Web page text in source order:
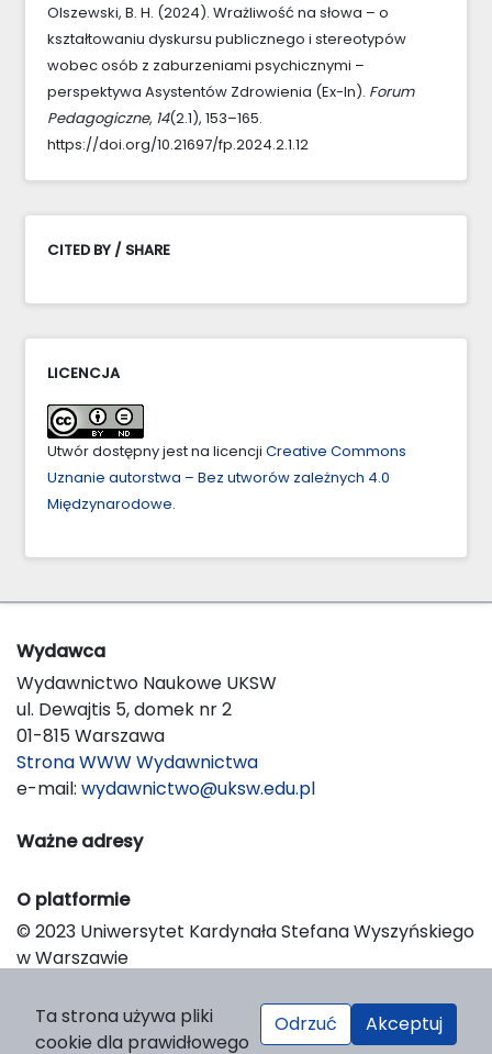
Olszewski, B. H. (2024). Wrażliwość na słowa – o
kształtowaniu dyskursu publicznego i stereotypów
wobec osób z zaburzeniami psychicznymi –
perspektywa Asystentów Zdrowienia (Ex-In). Forum
Pedagogiczne, 14(2.1), 153–165.
https://doi.org/10.21697/fp.2024.2.1.12
CITED BY / SHARE
LICENCJA
Utwór dostępny jest na licencji Creative Commons
Uznanie autorstwa – Bez utworów zależnych 4.0
Międzynarodowe.
Wydawca
Wydawnictwo Naukowe UKSW
ul. Dewajtis 5, domek nr 2
01-815 Warszawa
Strona WWW Wydawnictwa
e-mail: wydawnictwo@uksw.edu.pl
Ważne adresy
O platformie
© 2023 Uniwersytet Kardynała Stefana Wyszyńskiego
w Warszawie
Platform & Workflow by OJS/PKP
Ta strona używa pliki
cookie dla prawidłowego
Odrzuć Akceptuj